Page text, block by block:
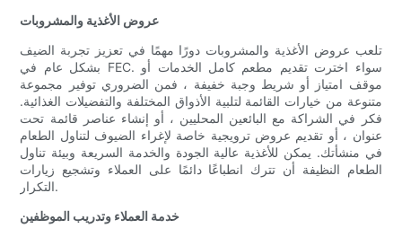
عروض الأغذية والمشروبات
تلعب عروض الأغذية والمشروبات دورًا مهمًا في تعزيز تجربة الضيف
بشكل عام في FEC. سواء اخترت تقديم مطعم كامل الخدمات أو
موقف امتياز أو شريط وجبة خفيفة ، فمن الضروري توفير مجموعة
متنوعة من خيارات القائمة لتلبية الأذواق المختلفة والتفضيلات الغذائية.
فكر في الشراكة مع البائعين المحليين ، أو إنشاء عناصر قائمة تحت
عنوان ، أو تقديم عروض ترويجية خاصة لإغراء الضيوف لتناول الطعام
في منشأتك. يمكن للأغذية عالية الجودة والخدمة السريعة وبيئة تناول
الطعام النظيفة أن تترك انطباعًا دائمًا على العملاء وتشجيع زيارات
التكرار.
خدمة العملاء وتدريب الموظفين